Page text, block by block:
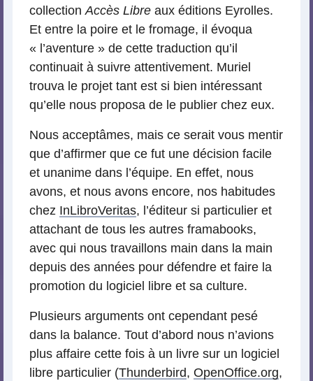
collectionAccès Libre aux éditions Eyrolles.
Et entre la poire et le fromage, il évoqua
« l’aventure » de cette traduction qu’il
continuait à suivre attentivement. Muriel
trouva le projet tant est si bien intéressant
qu’elle nous proposa de le publier chez eux.
Nous acceptâmes, mais ce serait vous mentir
que d’affirmer que ce fut une décision facile
et unanime dans l’équipe. En effet, nous
avons, et nous avons encore, nos habitudes
chez InLibroVeritas, l’éditeur si particulier et
attachant de tous les autres framabooks,
avec qui nous travaillons main dans la main
depuis des années pour défendre et faire la
promotion du logiciel libre et sa culture.
Plusieurs arguments ont cependant pesé
dans la balance. Tout d’abord nous n’avions
plus affaire cette fois à un livre sur un logiciel
libre particulier (Thunderbird, OpenOffice.org,